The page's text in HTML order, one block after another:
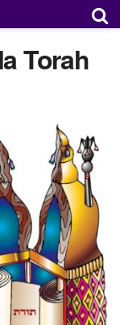
Torah